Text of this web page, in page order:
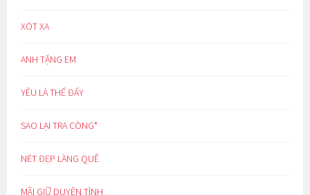
XÓT XA
ANH TẶNG EM
YÊU LÀ THẾ ĐẤY
SAO LẠI TRA CÒNG*
NÉT ĐẸP LÀNG QUÊ
MÃI GIỮ DUYÊN TÌNH